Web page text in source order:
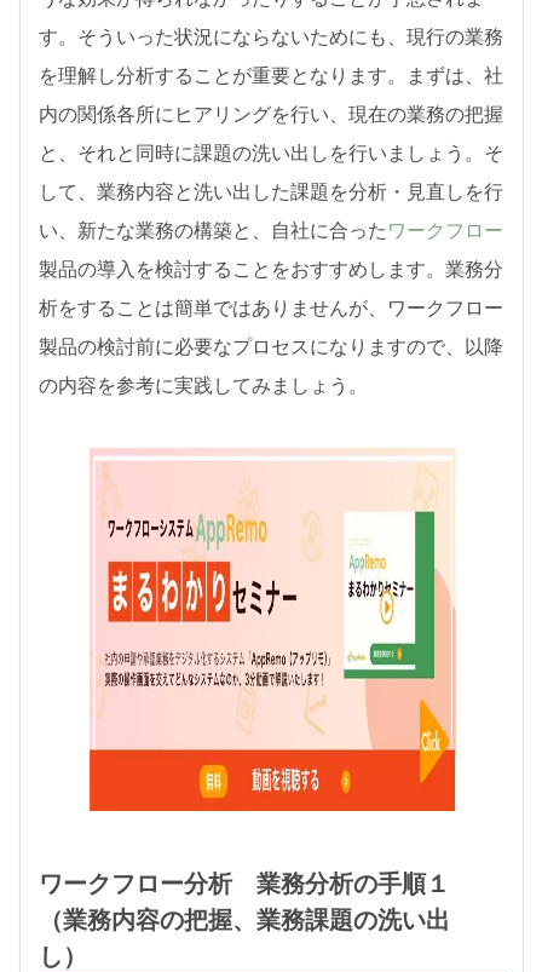
す。そういった状況にならないためにも、現行の業務
を理解し分析することが重要となります。まずは、社
内の関係各所にヒアリングを行い、現在の業務の把握
と、それと同時に課題の洗い出しを行いましょう。そ
して、業務内容と洗い出した課題を分析・見直しを行
い、新たな業務の構築と、自社に合った ワークフロー
製品の導入を検討することをおすすめします。業務分
析をすることは簡単ではありませんが、ワークフロー
製品の検討前に必要なプロセスになりますので、以降
の内容を参考に実践してみましょう。
ワークフロー分析 業務分析の手順１
（業務内容の把握、業務課題の洗い出
し）